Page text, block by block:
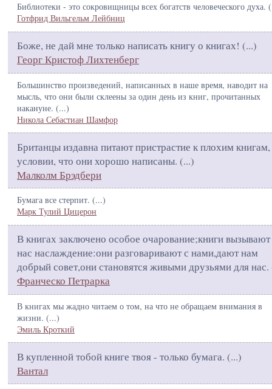
Библиотеки - это сокровищницы всех богатств человеческого духа. (
Готфрид Вильгельм Лейбниц
Боже, не дай мне только написать книгу о книгах! (...)
Георг Кристоф Лихтенберг
Большинство произведений, написанных в наше время, наводит на
мысль, что они были склеены за один день из книг, прочитанных
накануне. (...)
Никола Себастиан Шамфор
Британцы издавна питают пристрастие к плохим
условии, что они хорошо написаны. (...)
Малколм Брэдбери
Бумага все стерпит. (...)
Марк Тулий Цицерон
В книгах заключено особое очарование;книги вызывают
нас наслаждение:они разговаривают с нами,дают нам
добрый совет,они становятся живыми друзьями для нас.
Франческо Петрарка
В книгах мы жадно читаем о том, на что не обращаем внимания в
жизни. (...)
Эмиль Кроткий
В купленной тобой книге твоя - только бумага. (...)
Вантал